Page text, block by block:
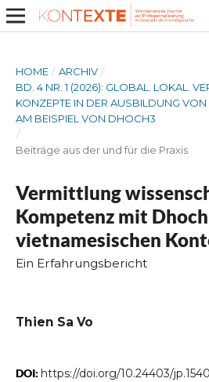
HOME / ARCHIV /
BD. 4 NR. 1 (2026): GLOBAL. LOKAL.
KONZEPTE IN DER AUSBILDUNG
AM BEISPIEL VON DHOCH3
/
Beiträge aus der und für die Praxis
Vermittlung
Kompetenz mit
vietnamesischen
Ein Erfahrungsbericht
Thien Sa Vo
DOI: https://doi.org/10.24403/